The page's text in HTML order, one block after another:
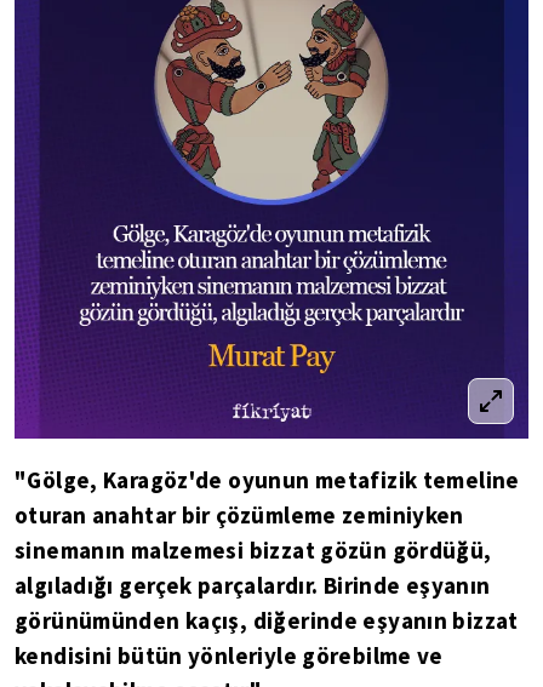
"Gölge, Karagöz'de oyunun metafizik temeline
oturan anahtar bir çözümleme zeminiyken
sinemanın malzemesi bizzat gözün gördüğü,
algıladığı gerçek parçalardır. Birinde eşyanın
görünümünden kaçış, diğerinde eşyanın bizzat
kendisini bütün yönleriyle görebilme ve